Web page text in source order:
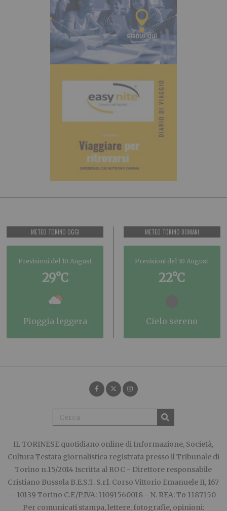
METEO TORINO OGGI
Previsioni del 10 August
29°C
pioggia leggera
METEO TORINO DOMANI
Previsioni del 10 August
22°C
cielo sereno
IL TORINESE quotidiano online di Informazione, Società,
Cultura Testata giornalistica registrata presso il Tribunale di
Torino n.15/2014 Iscritta al ROC - Direttore responsabile
Cristiano Bussola B.E.S.T. S.r.l. Corso Vittorio Emanuele II, 167
- 10139 Torino C.F./P.IVA: 11091560018 - N. REA: To 1187150
Per comunicati stampa, lettere, fotografie, opinioni: